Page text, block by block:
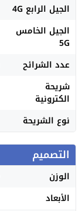
الجيل الرابع 4G
الجيل الخامس
5G
عدد الشرائح
شريحة
الكترونية
نوع الشريحة
التصميم
الوزن
الأبعاد